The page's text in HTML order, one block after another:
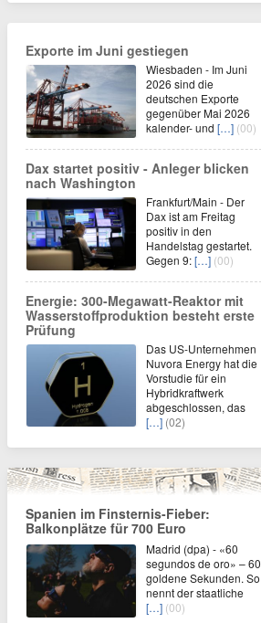
Exporte im Juni gestiegen
Wiesbaden - Im Juni
2026 sind die
deutschen Exporte
gegenüber Mai 2026
kalender- und […] (00)
Dax startet positiv - Anleger blicken
nach Washington
Frankfurt/Main - Der
Dax ist am Freitag
positiv in den
Handelstag gestartet.
Gegen 9:[…] (00)
Energie: 300-Megawatt-Reaktor mit
Wasserstoffproduktion besteht erste
Prüfung
Das US-Unternehmen
Nuvora Energy hat die
Vorstudie für ein
Hybridkraftwerk
abgeschlossen, das
[…] (02)
Spanien im Finsternis-Fieber:
Balkonplätze für 700 Euro
Madrid (dpa) - «60
segundos de oro» – 60
goldene Sekunden. So
nennt der staatliche
[…] (00)